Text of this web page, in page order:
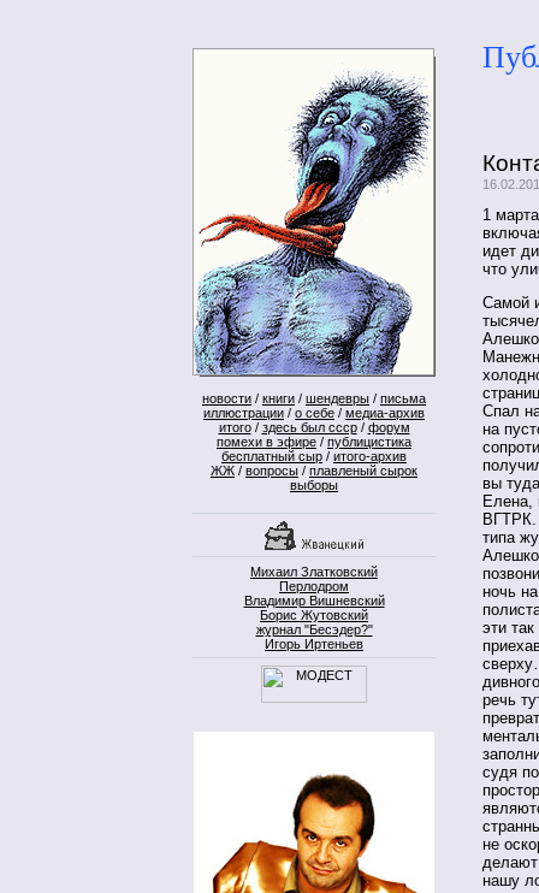
новости / книги / шендевры / письма
иллюстрации / о себе / медиа-архив
итого/ здесь был ссср/ форум
помехи в эфире / публицистика
бесплатный сыр / итого-архив
ЖЖ / вопросы / плавленый сырок
выборы
Михаил Златковский
Перлодром
Владимир Вишневский
Борис Жутовский
журнал "Бесэдер?"
Игорь Иртеньев
1
идет
что
Самой
Спал
на
вы
Елена,
ВГТРК.
типа
ночь
эти
речь
судя
не
делают
нашу